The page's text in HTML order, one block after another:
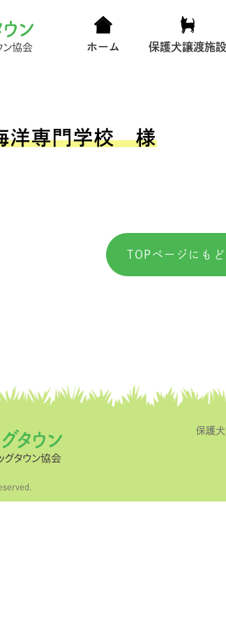
ホーム 保護犬譲渡施設
洋専門学校 様
TOPページにもど
保護